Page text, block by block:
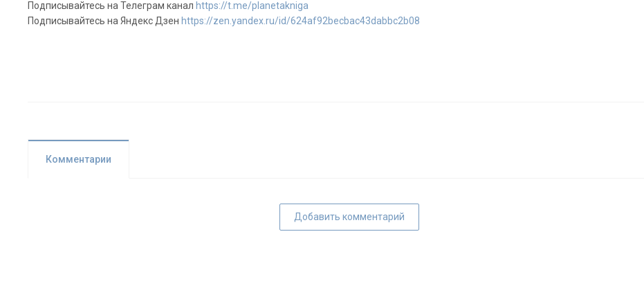
Подписывайтесь на Телеграм канал https://t.me/planetakniga
Подписывайтесь на Яндекс Дзен https://zen.yandex.ru/id/624af92becbac43dabbc2b08
Комментарии
Добавить комментарий